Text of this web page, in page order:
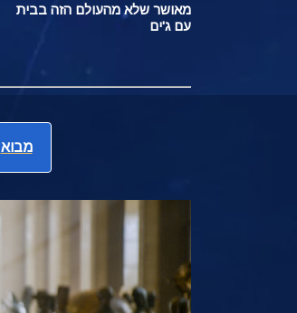
מאושר שלא מהעולם הזה בבית
עם ג'ים
מבוא